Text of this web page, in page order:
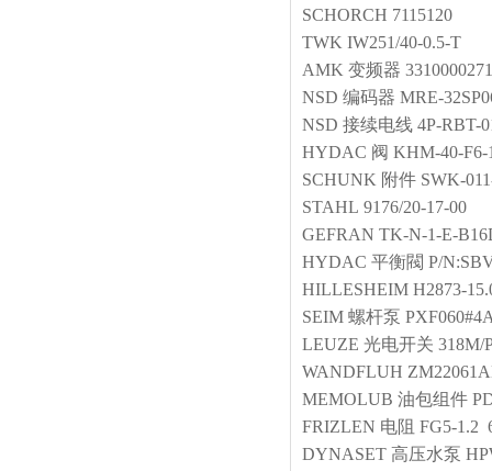
SCHORCH 7115120
TWK IW251/40-0.5-T
AMK 变频器
NSD 编码器 MRE-
NSD 接续电线 4P-RBT-
HYDAC 阀 KHM-40-F6-
SCHUNK 附件 SWK-
STAHL 9176/20-17-00
GEFRAN TK-N-1-E-
HYDAC 平衡閥 P/
HILLESHEIM H2873-
SEIM 螺杆泵
LEUZE 光电开关 318M/
WANDFLUH
MEMOLUB 油包组件
FRIZLEN 电阻 FG5-1.2
DYNASET 高压水泵